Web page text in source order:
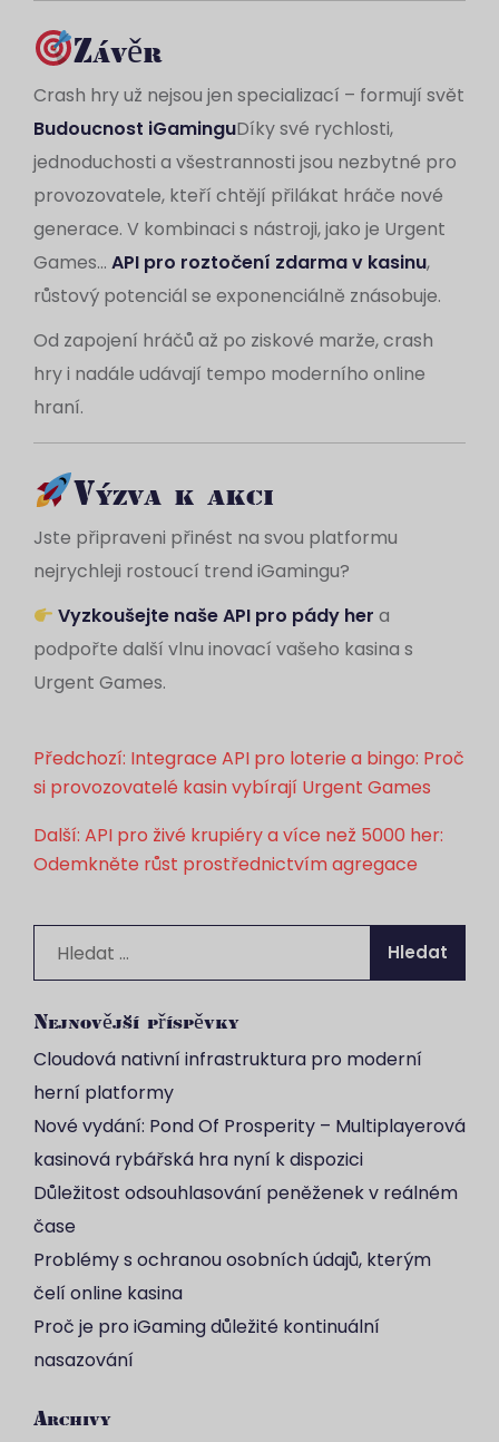
Závěr
Crash hry už nejsou jen specializací – formují svět
Budoucnost iGaminguDíky své rychlosti,
jednoduchosti a všestrannosti jsou nezbytné pro
provozovatele, kteří chtějí přilákat hráče nové
generace. V kombinaci s nástroji, jako je Urgent
Games... API pro roztočení zdarma v kasinu,
růstový potenciál se exponenciálně znásobuje.
Od zapojení hráčů až po ziskové marže, crash
hry i nadále udávají tempo moderního online
hraní.
Výzva k akci
Jste připraveni přinést na svou platformu
nejrychleji rostoucí trend iGamingu?
Vyzkoušejte naše API pro pády her a
podpořte další vlnu inovací vašeho kasina s
Urgent Games.
Navigace
pro
příspěvek
Předchozí: Integrace API pro loterie a bingo: Proč
si provozovatelé kasin vybírají Urgent Games
Další: API pro živé krupiéry a více než 5000 her:
Odemkněte růst prostřednictvím agregace
Vyhledávání
Nejnovější příspěvky
Cloudová nativní infrastruktura pro moderní
herní platformy
Nové vydání: Pond Of Prosperity – Multiplayerová
kasinová rybářská hra nyní k dispozici
Důležitost odsouhlasování peněženek v reálném
čase
Problémy s ochranou osobních údajů, kterým
čelí online kasina
Proč je pro iGaming důležité kontinuální
nasazování
Archivy